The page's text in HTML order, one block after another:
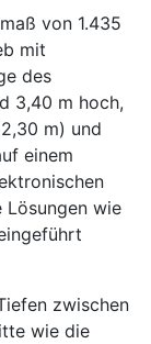
von 1.435
mit
des
3,40 m hoch,
m) und
einem
Lösungen wie
zwischen
wie die